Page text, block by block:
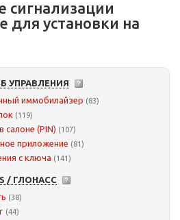
установки на
УПРАВЛЕНИЯ
иммобилайзер (83)
(119)
салоне (PIN) (107)
приложение (81)
с ключа (141)
/ ГЛОНАСС
(38)
(44)